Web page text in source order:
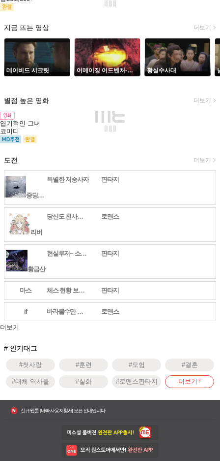
지금 뜨는 영상 더보기
데이비드 시크릿 어메이징 어드벤처-사후의 세계 황실수사대
별점 높은 영화 더보기
엽기적인 그녀
코미디
도전 더보기
중딩글쟁이
특별한 저승사자 판타지
리버
당신도 천사입니까?[완결] 로맨스
황금산
현실루저~ 소설속 영웅되다! 판타지
마스 체스 현황 보고서 판타지
if 바라볼수만 있다면 로맨스
더보기
# 인기태그
#첫사랑 #훈련 #모험 #결혼
#대체 역사물 #실화 #로맨스판타지 더보기
신규 웹툰 [아빠 사용지침서] 오픈 안내입니다.